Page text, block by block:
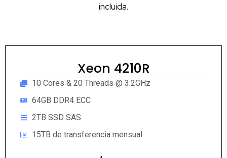
incluida.
Xeon 4210R
10 Cores & 20 Threads @ 3.2GHz
64GB DDR4 ECC
2TB SSD SAS
15TB de transferencia mensual